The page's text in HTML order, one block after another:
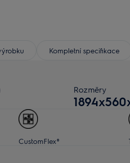
Kompletní specifikace
Rozměry
CustomFlex®